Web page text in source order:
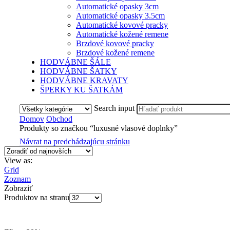
Automatické opasky 3cm
Automatické opasky 3.5cm
Automatické kovové pracky
Automatické kožené remene
Brzdové kovové pracky
Brzdové kožené remene
HODVÁBNE ŠÁLE
HODVÁBNE ŠATKY
HODVÁBNE KRAVATY
ŠPERKY KU ŠATKÁM
Search input
Domov Obchod
Produkty so značkou “luxusné vlasové doplnky”
Návrat na predchádzajúcu stránku
View as:
Grid
Zoznam
Zobraziť
Produktov na stranu